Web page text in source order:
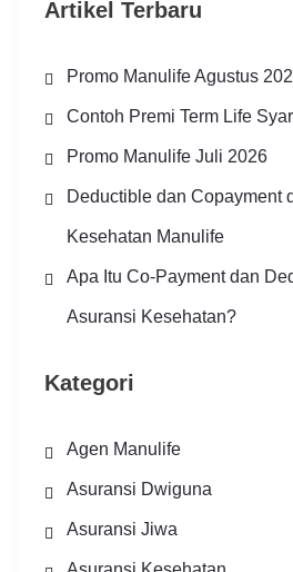
Artikel Terbaru
Promo Manulife Agustus
Contoh Premi Term Life
Promo Manulife Juli 2026
Deductible dan Copayment
Kesehatan Manulife
Apa Itu Co-Payment dan
Asuransi Kesehatan?
Kategori
Agen Manulife
Asuransi Dwiguna
Asuransi Jiwa